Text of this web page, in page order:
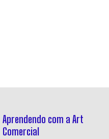
Aprendendo com a Art
Comercial